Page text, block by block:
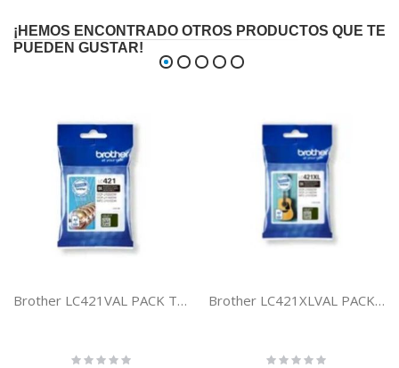
¡HEMOS ENCONTRADO OTROS PRODUCTOS QUE TE
PUEDEN GUSTAR!
Brother LC421VAL PACK TINTA BCYM LC421VAL
Rating:
Brother LC421XLVAL PACK TINTA XL BCYM LC421XLVAL
Rating: